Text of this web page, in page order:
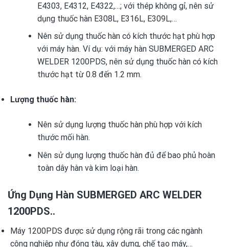
E4303, E4312, E4322,…; với thép không gỉ, nên sử
dụng thuốc hàn E308L, E316L, E309L,…
Nên sử dụng thuốc hàn có kích thước hạt phù hợp
với máy hàn. Ví dụ: với máy hàn SUBMERGED ARC
WELDER 1200PDS, nên sử dụng thuốc hàn có kích
thước hạt từ 0.8 đến 1.2 mm.
Lượng thuốc hàn:
Nên sử dụng lượng thuốc hàn phù hợp với kích
thước mối hàn.
Nên sử dụng lượng thuốc hàn đủ để bao phủ hoàn
toàn dây hàn và kim loại hàn.
Ứng Dụng Hàn SUBMERGED ARC WELDER
1200PDS..
Máy 1200PDS được sử dụng rộng rãi trong các ngành
công nghiệp như đóng tàu, xây dựng, chế tạo máy,…